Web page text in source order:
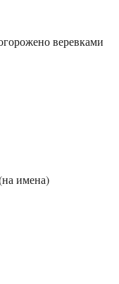
веревками
имена)